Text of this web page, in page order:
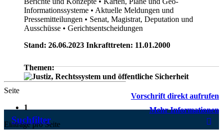
Informationssysteme • Aktuelle Meldungen und
Pressemitteilungen • Senat, Magistrat, Deputation und
Ausschüsse • Gerichtsentscheidungen
Stand: 26.06.2023 Inkrafttreten: 11.01.2000
Themen:
Vorschrift direkt aufrufen
Mehr Informationen
Seite
1
Einträge pro Seite
Suchfilter